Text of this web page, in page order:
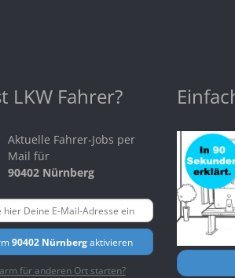
LKW Fahrer?
Aktuelle Fahrer-Jobs per
Mail für
90402 Nürnberg
90402 Nürnbergaktivieren
für anderen Ort starten?